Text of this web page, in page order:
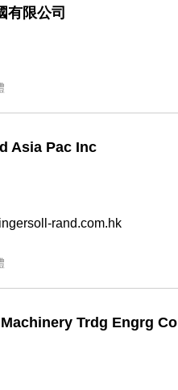
有限公司
Asia Pac Inc
rand.com.hk
Trdg Engrg Co